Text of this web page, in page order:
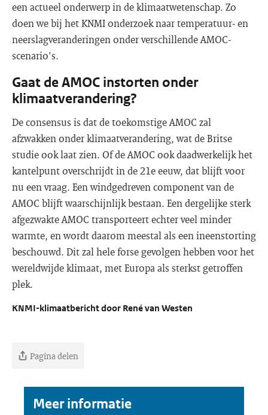
een actueel onderwerp in de klimaatwetenschap. Zo
doen we bij het KNMI onderzoek naar temperatuur- en
neerslagveranderingen onder verschillende AMOC-
scenario's.
Gaat de AMOC instorten onder
klimaatverandering?
De consensus is dat de toekomstige AMOC zal
afzwakken onder klimaatverandering, wat de Britse
studie ook laat zien. Of de AMOC ook daadwerkelijk het
kantelpunt overschrijdt in de 21e eeuw, dat blijft voor
nu een vraag. Een windgedreven component van de
AMOC blijft waarschijnlijk bestaan. Een dergelijke sterk
afgezwakte AMOC transporteert echter veel minder
warmte, en wordt daarom meestal als een ineenstorting
beschouwd. Dit zal hele forse gevolgen hebben voor het
wereldwijde klimaat, met Europa als sterkst getroffen
plek.
KNMI-klimaatbericht door René van Westen
Pagina delen
Meer informatie